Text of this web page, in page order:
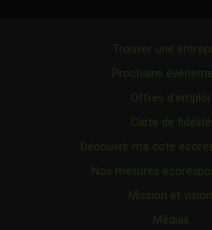
Trouver une
Prochains
Offres d’emploi
Carte de fidélité
Découvrir ma cote
Nos mesures
Mission et vision
Médias